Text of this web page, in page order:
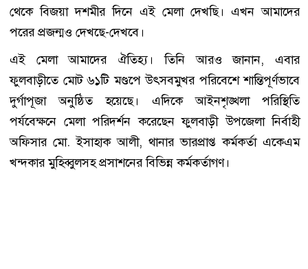
থেকে বিজয়া দশমীর দিনে এই মেলা দেখছি। এখন আমাদের
পরের প্রজন্মও দেখছে-দেখবে।
এই মেলা আমাদের ঐতিহ্য। তিনি আরও জানান, এবার
ফুলবাড়ীতে মোট ৬১টি মণ্ডপে উৎসবমুখর পরিবেশে শান্তিপূর্ণভাবে
দুর্গাপূজা অনুষ্ঠিত হয়েছে। এদিকে আইনশৃঙ্খলা পরিস্থিতি
পর্যবেক্ষনে মেলা পরিদর্শন করেছেন ফুলবাড়ী উপজেলা নির্বাহী
অফিসার মো. ইসাহাক আলী, থানার ভারপ্রাপ্ত কর্মকর্তা একেএম
খন্দকার মুহিব্বুলসহ প্রসাশনের বিভিন্ন কর্মকর্তাগণ।